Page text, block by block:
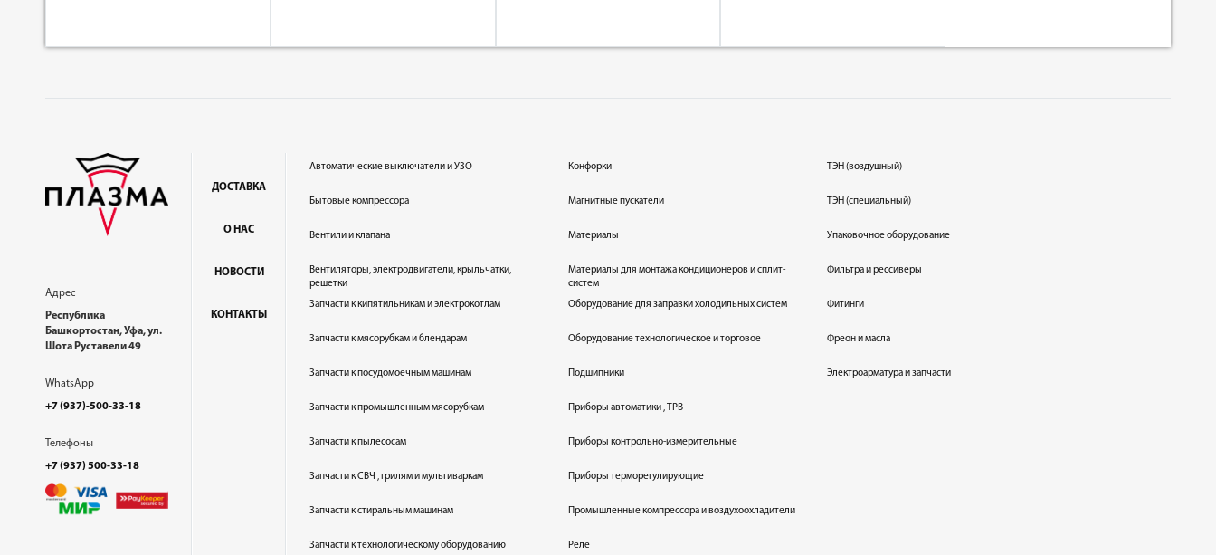
Адрес
Республика
Башкортостан, Уфа, ул.
Шота Руставели 49
WhatsApp
+7 (937)-500-33-18
Телефоны
+7 (937) 500-33-18
ДОСТАВКА
О НАС
НОВОСТИ
КОНТАКТЫ
Автоматические выключатели и УЗО
Бытовые компрессора
Вентили и клапана
Вентиляторы, электродвигатели, крыльчатки,
решетки
Запчасти к кипятильникам и электрокотлам
Запчасти к мясорубкам и блендарам
Запчасти к посудомоечным машинам
Запчасти к промышленным мясорубкам
Запчасти к пылесосам
Запчасти к СВЧ , грилям и мультиваркам
Запчасти к стиральным машинам
Запчасти к технологическому оборудованию
Конфорки
Магнитные пускатели
Материалы
Материалы для монтажа кондиционеров и сплит-
систем
Оборудование для заправки холодильных систем
Оборудование технологическое и торговое
Подшипники
Приборы автоматики , ТРВ
Приборы контрольно-измерительные
Приборы терморегулирующие
Промышленные компрессора и воздухоохладители
Реле
ТЭН (воздушный)
ТЭН (специальный)
Упаковочное оборудование
Фильтра и рессиверы
Фитинги
Фреон и масла
Электроарматура и запчасти